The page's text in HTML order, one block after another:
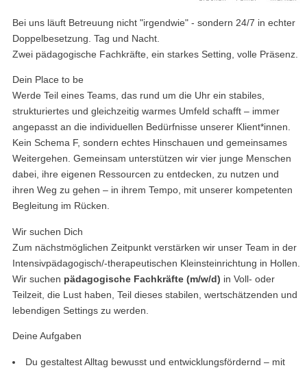
Bei uns läuft Betreuung nicht "irgendwie" - sondern 24/7 in echter
Doppelbesetzung. Tag und Nacht.
Zwei pädagogische Fachkräfte, ein starkes Setting, volle Präsenz.
Dein Place to be
Werde Teil eines Teams, das rund um die Uhr ein stabiles,
strukturiertes und gleichzeitig warmes Umfeld schafft – immer
angepasst an die individuellen Bedürfnisse unserer Klient*innen.
Kein Schema F, sondern echtes Hinschauen und gemeinsames
Weitergehen. Gemeinsam unterstützen wir vier junge Menschen
dabei, ihre eigenen Ressourcen zu entdecken, zu nutzen und
ihren Weg zu gehen – in ihrem Tempo, mit unserer kompetenten
Begleitung im Rücken.
Wir suchen Dich
Zum nächstmöglichen Zeitpunkt verstärken wir unser Team in der
Intensivpädagogisch/-therapeutischen Kleinsteinrichtung in Hollen.
Wir suchen pädagogische Fachkräfte (m/w/d) in Voll- oder
Teilzeit, die Lust haben, Teil dieses stabilen, wertschätzenden und
lebendigen Settings zu werden.
Deine Aufgaben
Du gestaltest Alltag bewusst und entwicklungsfördernd – mit